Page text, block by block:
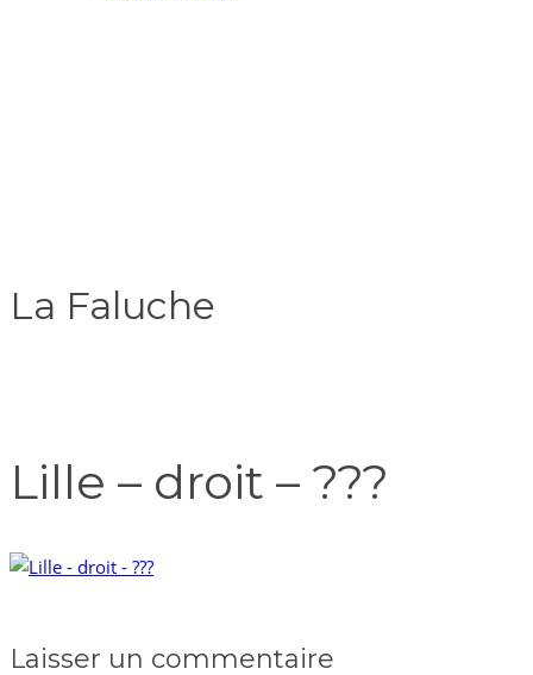
La Faluche
Lille – droit – ???
Laisser un commentaire